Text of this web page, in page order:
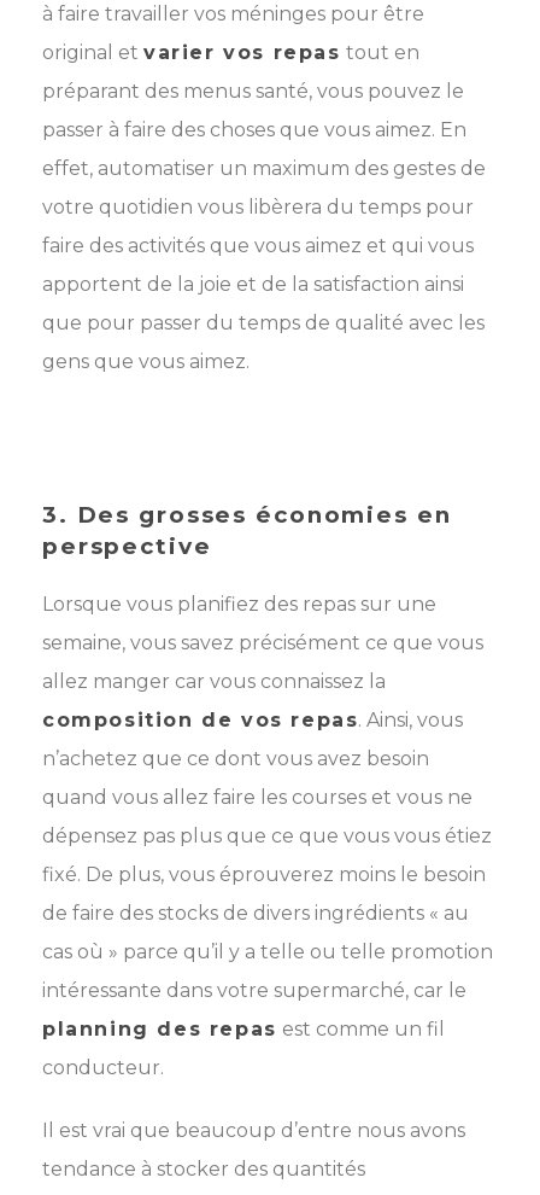
à faire travailler vos méninges pour être
original et varier vos repas tout en
préparant des menus santé, vous pouvez le
passer à faire des choses que vous aimez. En
effet, automatiser un maximum des gestes de
votre quotidien vous libèrera du temps pour
faire des activités que vous aimez et qui vous
apportent de la joie et de la satisfaction ainsi
que pour passer du temps de qualité avec les
gens que vous aimez.
3. Des grosses économies en
perspective
Lorsque vous planifiez des repas sur une
semaine, vous savez précisément ce que vous
allez manger car vous connaissez la
composition de vos repas. Ainsi, vous
n’achetez que ce dont vous avez besoin
quand vous allez faire les courses et vous ne
dépensez pas plus que ce que vous vous étiez
fixé. De plus, vous éprouverez moins le besoin
de faire des stocks de divers ingrédients « au
cas où » parce qu’il y a telle ou telle promotion
intéressante dans votre supermarché, car le
planning des repas est comme un fil
conducteur.
Il est vrai que beaucoup d’entre nous avons
tendance à stocker des quantités